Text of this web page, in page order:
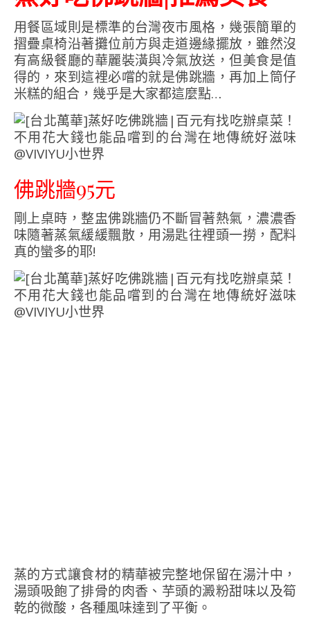
用餐區域則是標準的台灣夜市風格，幾張簡單的
摺疊桌椅沿著攤位前方與走道邊緣擺放，雖然沒
有高級餐廳的華麗裝潢與冷氣放送，但美食是值
得的，來到這裡必嚐的就是佛跳牆，再加上筒仔
米糕的組合，幾乎是大家都這麼點…
佛跳牆95元
剛上桌時，整盅佛跳牆仍不斷冒著熱氣，濃濃香
味隨著蒸氣緩緩飄散，用湯匙往裡頭一撈，配料
真的蠻多的耶!
蒸的方式讓食材的精華被完整地保留在湯汁中，
湯頭吸飽了排骨的肉香、芋頭的澱粉甜味以及筍
乾的微酸，各種風味達到了平衡。